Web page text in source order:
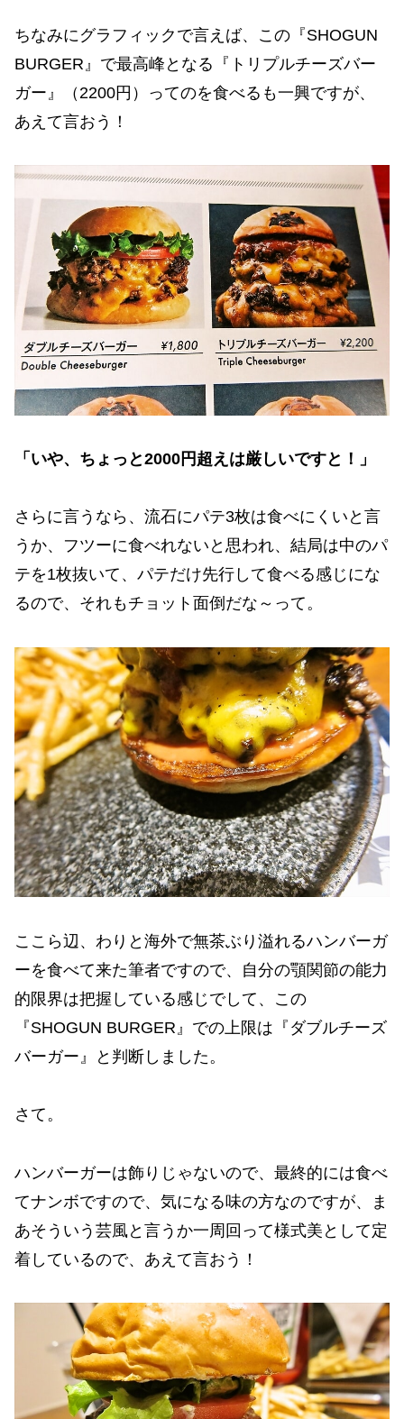
ちなみにグラフィックで言えば、この『SHOGUN
BURGER』で最高峰となる『トリプルチーズバー
ガー』（2200円）ってのを食べるも一興ですが、
あえて言おう！
「いや、ちょっと2000円超えは厳しいですと！」
さらに言うなら、流石にパテ3枚は食べにくいと言
うか、フツーに食べれないと思われ、結局は中のパ
テを1枚抜いて、パテだけ先行して食べる感じにな
るので、それもチョット面倒だな～って。
ここら辺、わりと海外で無茶ぶり溢れるハンバーガ
ーを食べて来た筆者ですので、自分の顎関節の能力
的限界は把握している感じでして、この
『SHOGUN BURGER』での上限は『ダブルチーズ
バーガー』と判断しました。
さて。
ハンバーガーは飾りじゃないので、最終的には食べ
てナンボですので、気になる味の方なのですが、ま
あそういう芸風と言うか一周回って様式美として定
着しているので、あえて言おう！